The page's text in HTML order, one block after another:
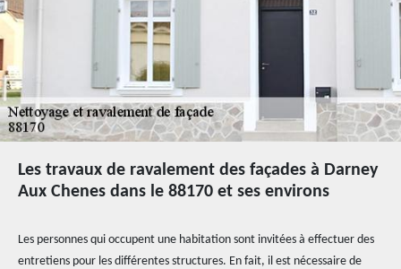
Les travaux de ravalement des façades à Darney
Aux Chenes dans le 88170 et ses environs
Les personnes qui occupent une habitation sont invitées à effectuer des
entretiens pour les différentes structures. En fait, il est nécessaire de